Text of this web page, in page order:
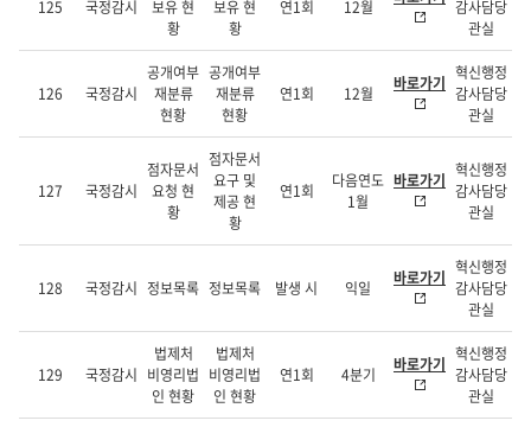
125 국정감시
보유 현
황
보유 현
황
연1회 12월
감사담당
관실
126 국정감시
공개여부
재분류
현황
공개여부
재분류
현황
연1회 12월 바로가기 혁신행정
감사담당
관실
127 국정감시
점자문서
요청 현
황
점자문서
요구 및
제공 현
황
연1회
다음연도
1월
바로가기 혁신행정
감사담당
관실
128 국정감시 정보목록 정보목록 발생 시 익일 바로가기 혁신행정
감사담당
관실
129 국정감시
법제처
비영리법
인 현황
법제처
비영리법
인 현황
연1회 4분기 바로가기 혁신행정
감사담당
관실